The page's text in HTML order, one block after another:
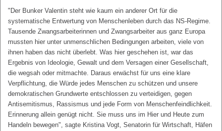
"Der Bunker Valentin steht wie kaum ein anderer Ort für die
systematische Entwertung von Menschenleben durch das NS-Regime.
Tausende Zwangsarbeiterinnen und Zwangsarbeiter aus ganz Europa
mussten hier unter unmenschlichen Bedingungen arbeiten, viele von
ihnen haben das nicht überlebt. Was hier geschehen ist, war das
Ergebnis von Ideologie, Gewalt und dem Versagen einer Gesellschaft,
die wegsah oder mitmachte. Daraus erwächst für uns eine klare
Verpflichtung, die Würde jedes Menschen zu schützen und unsere
demokratischen Grundwerte entschlossen zu verteidigen, gegen
Antisemitismus, Rassismus und jede Form von Menschenfeindlichkeit.
Erinnerung allein genügt nicht. Sie muss uns im Hier und Heute zum
Handeln bewegen", sagte Kristina Vogt, Senatorin für Wirtschaft, Häfen